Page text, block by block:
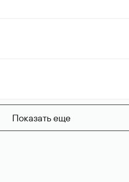
Показать еще